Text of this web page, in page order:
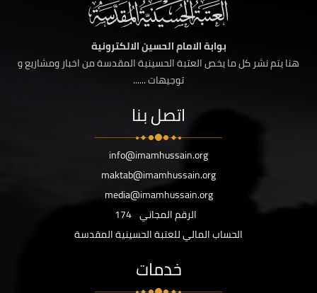
بوابة الامام الحسين الالكترونية
هنا يتم نشر كل ما يخص العتبة الحسينية المقدسة من اخبار ومشاريع و
توجيهات ......
اتصل بنا
info@imamhussain.org
maktab@imamhussain.org
media@imamhussain.org
الرقم المجاني 174
الحساب المالي للعتبة الحسينية المقدسة
خدمات